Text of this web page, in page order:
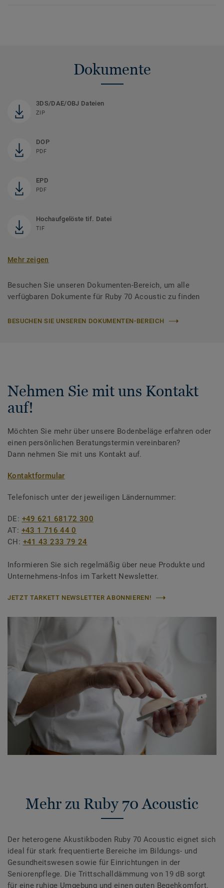
Dokumente
3DS/DAE/OBJ Dateien
ZIP
DOP
PDF
EPD
PDF
Hochaufgelöste tif. Datei
TIF
Mehr zeigen
Besuchen Sie unseren Dokumenten-Bereich, um alle
verfügbaren Dokumente für Ruby 70 Acoustic zu finden
BESUCHEN SIE UNSEREN DOKUMENTEN-BEREICH
Nehmen Sie mit uns Kontakt
auf!
Möchten Sie mehr über unsere Bodenbeläge erfahren oder
einen persönlichen Beratungstermin vereinbaren?
Dann nehmen Sie mit uns Kontakt auf.
Kontaktformular
Telefonisch unter der jeweiligen Ländernummer:
DE: +49 621 68172 300
AT: +43 1 716 44 0
CH: +41 43 233 79 24
Informieren Sie sich regelmäßig über neue Produkte und
Unternehmens-Infos im Tarkett Newsletter.
JETZT TARKETT NEWSLETTER ABONNIEREN!
Mehr zu Ruby 70 Acoustic
Der heterogene Akustikboden Ruby 70 Acoustic eignet sich
ideal für stark frequentierte Bereiche im Bildungs- und
Gesundheitswesen sowie für Einrichtungen in der
Seniorenpflege. Die Trittschalldämmung von 19 dB sorgt
für eine ruhige Umgebung und einen guten Begehkomfort.